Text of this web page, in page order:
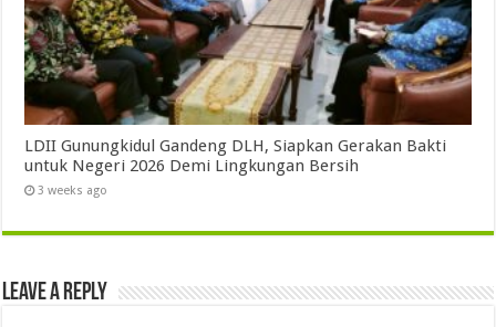
LDII Gunungkidul Gandeng DLH, Siapkan Gerakan Bakti
untuk Negeri 2026 Demi Lingkungan Bersih
3 weeks ago
Leave a Reply